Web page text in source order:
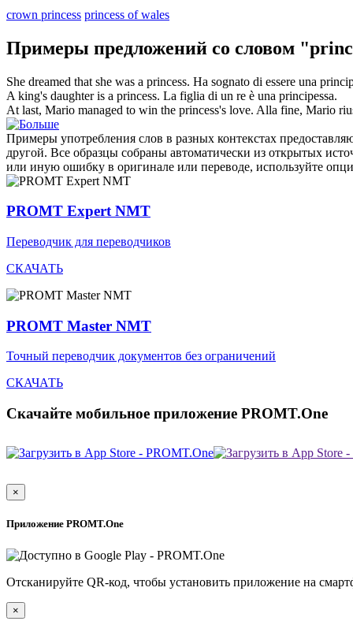
crown princess princess of wales
Примеры предложений со словом
She dreamed that she was a princess. Ha sognato di essere una
A king's daughter is a princess. La figlia di un re è una principessa.
At last, Mario managed to win the princess's love. Alla fine, Mario
Примеры употребления слов в разных контекстах
другой. Все образцы собраны автоматически из открытых
или иную ошибку в оригинале или переводе, используйте
PROMT Expert NMT
Переводчик для переводчиков
СКАЧАТЬ
PROMT Master NMT
Точный переводчик документов без ограничений
СКАЧАТЬ
Скачайте мобильное приложение PROMT.One
×
Приложение PROMT.One
Отсканируйте QR-код, чтобы установить приложение на
×